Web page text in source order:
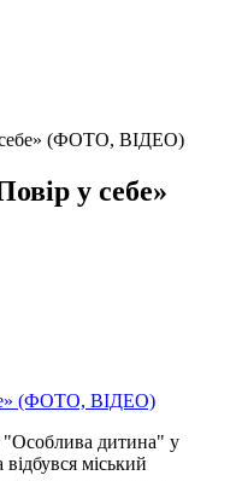
себе» (ФОТО, ВІДЕО)
у себе»
"Особлива дитина" у
міський